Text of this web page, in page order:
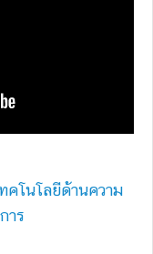
โนโลยีด้านความ
าร